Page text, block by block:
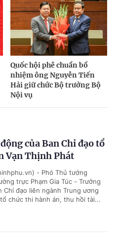
Quốc hội phê chuẩn bổ
nhiệm ông Nguyễn Tiến
Hải giữ chức Bộ trưởng Bộ
Nội vụ
của Ban Chỉ đạo tổ
Vạn Thịnh Phát
- Phó Thủ tướng
trực Phạm Gia Túc - Trưởng
Chỉ đạo liên ngành Trung ương
chức thi hành án, thu hồi tài...